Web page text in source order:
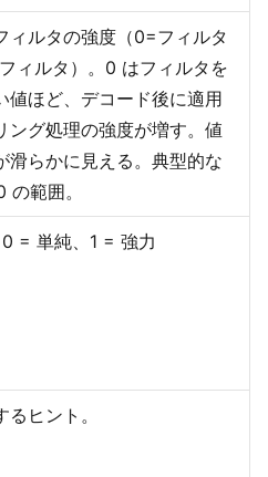
ィルタの強度（0=フィルタ
ィルタ）。0 はフィルタを
値ほど、デコード後に適用
ング処理の強度が増す。値
滑らかに見える。典型的な
範囲。
= 単純、1 = 強力
ヒント。